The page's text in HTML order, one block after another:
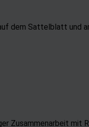
dem Sattelblatt und
Zusammenarbeit